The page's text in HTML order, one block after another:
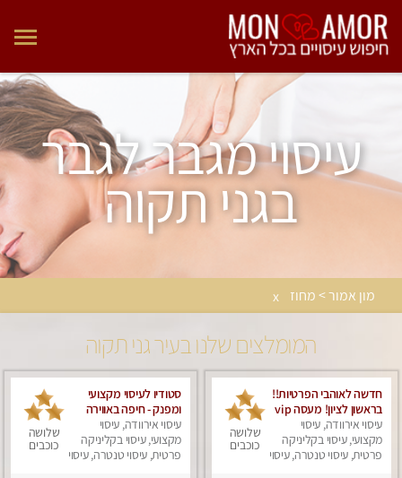
עיסוי מגבר לגבר
בגני תקוה
מון אמור > מחוז x
המומלצים שלנו בעיר גני תקוה
חדשה לאוהבי הפרטיות!!
בראשון לציון! מעסה vip
מפנקת בקליניקה פרטית
לחלוטין!!! לבד! לרציניים
בלבד! מומלץ!
עיסוי אירוודה, עיסוי
מקצועי, עיסוי בקליניקה
פרטית, עיסוי טנטרה, עיסוי
שלושה
כוכבים
סטודיו לעיסוי מקצועי
ומפנק - חיפה באווירה
נעימה ושקטה
עיסוי אירוודה, עיסוי
מקצועי, עיסוי בקליניקה
פרטית, עיסוי טנטרה, עיסוי
שלושה
כוכבים